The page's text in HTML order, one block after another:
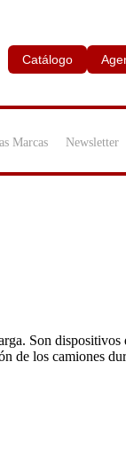
Catálogo
Marcas Newsletter
Son dispositivos
de los camiones